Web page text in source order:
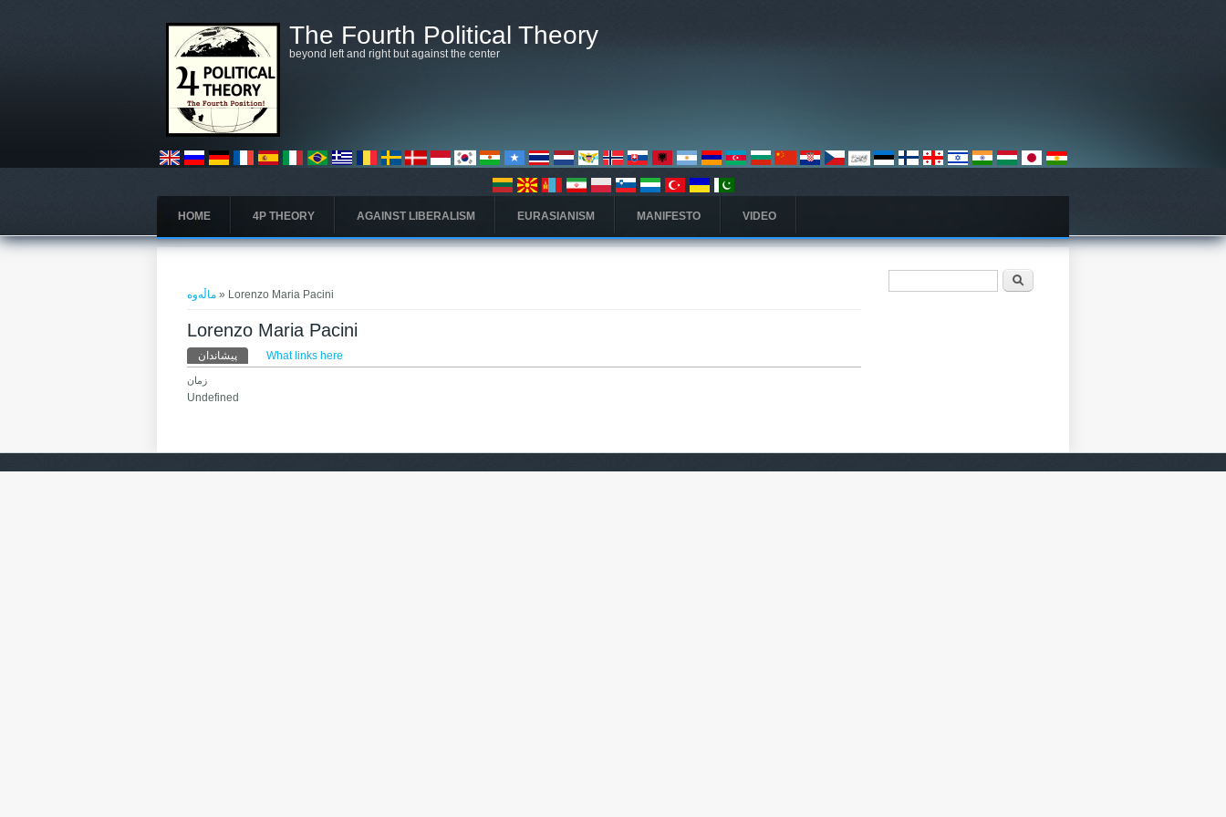
The Fourth Political Theory
beyond left and right but against the center
HOME 4P THEORY AGAINST LIBERALISM EURASIANISM MANIFESTO VIDEO
تۆ لێرەیت
ماڵەوە » Lorenzo Maria Pacini
Lorenzo Maria Pacini
Primary tabs
پیشاندان (active tab)What links here
زمان
Undefined
فۆرمی گەڕان